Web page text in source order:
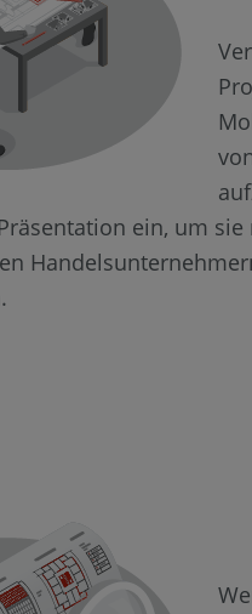
ein, um